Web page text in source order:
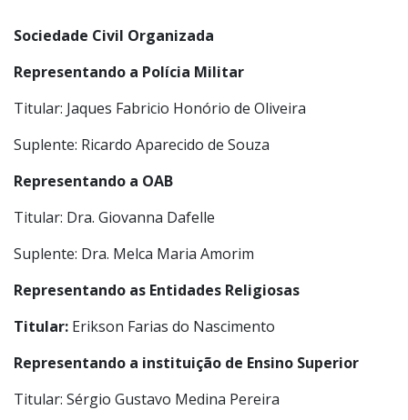
seguintes membros:
Sociedade Civil Organizada
Representando a Polícia Militar
Titular: Jaques Fabricio Honório de Oliveira
Suplente: Ricardo Aparecido de Souza
Representando a OAB
Titular: Dra. Giovanna Dafelle
Suplente: Dra. Melca Maria Amorim
Representando as Entidades Religiosas
Titular:Erikson Farias do Nascimento